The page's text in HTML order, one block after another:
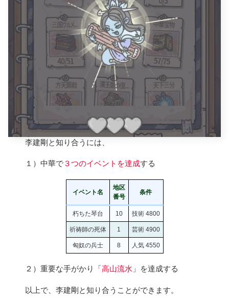
李建剛と知り合うには、
１）中華で３つのイベントを達成する
イベント名
地区
番号
条件
朽ちた琴台 10 技術 4800
祈祷師の死体 1 芸術 4900
匈奴の兵士 8 人気 4550
２）重要な手がかり「高山流水 」を達成する
以上で、李建剛と知り合うことができます。